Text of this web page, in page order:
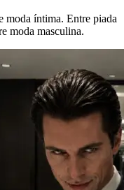
moda íntima. Entre piada
moda masculina.